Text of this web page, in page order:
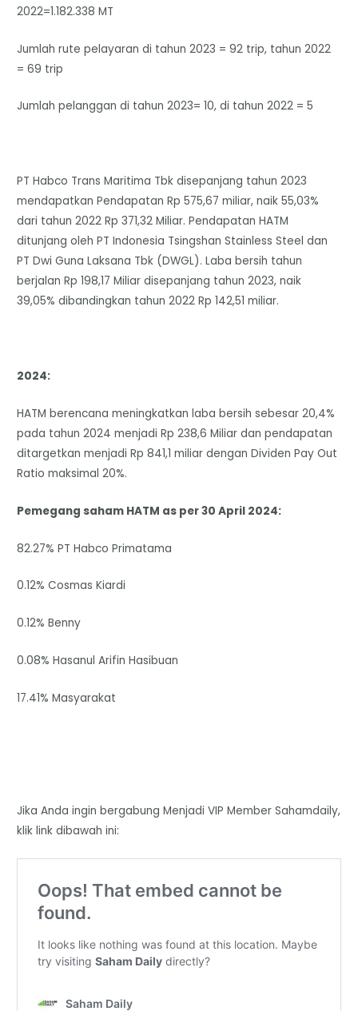
2022=1.182.338 MT
Jumlah rute pelayaran di tahun 2023 = 92 trip, tahun 2022
= 69 trip
Jumlah pelanggan di tahun 2023= 10, di tahun 2022 = 5
PT Habco Trans Maritima Tbk disepanjang tahun 2023
mendapatkan Pendapatan Rp 575,67 miliar, naik 55,03%
dari tahun 2022 Rp 371,32 Miliar. Pendapatan HATM
ditunjang oleh PT Indonesia Tsingshan Stainless Steel dan
PT Dwi Guna Laksana Tbk (DWGL). Laba bersih tahun
berjalan Rp 198,17 Miliar disepanjang tahun 2023, naik
39,05% dibandingkan tahun 2022 Rp 142,51 miliar.
2024:
HATM berencana meningkatkan laba bersih sebesar 20,4%
pada tahun 2024 menjadi Rp 238,6 Miliar dan pendapatan
ditargetkan menjadi Rp 841,1 miliar dengan Dividen Pay Out
Ratio maksimal 20%.
Pemegang saham HATM as per 30 April 2024:
82.27% PT Habco Primatama
0.12% Cosmas Kiardi
0.12% Benny
0.08% Hasanul Arifin Hasibuan
17.41% Masyarakat
Jika Anda ingin bergabung Menjadi VIP Member Sahamdaily,
klik link dibawah ini: